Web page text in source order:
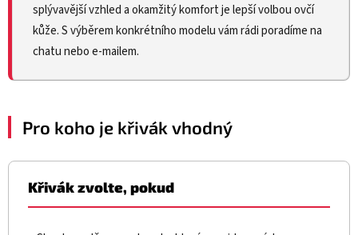
splývavější vzhled a okamžitý komfort je lepší volbou ovčí
kůže. S výběrem konkrétního modelu vám rádi poradíme na
chatu nebo e-mailem.
Pro koho je křivák vhodný
Křivák zvolte, pokud